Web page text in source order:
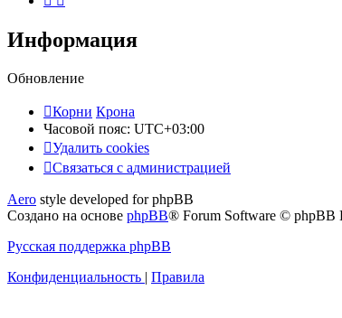
Информация
Обновление
Корни Крона
Часовой пояс: UTC+03:00
Удалить cookies
Связаться
администрацией
Связаться с администрацией
Aero style developed for phpBB
Создано на основе phpBB® Forum Software © phpBB
Русская поддержка phpBB
Конфиденциальность | Правила